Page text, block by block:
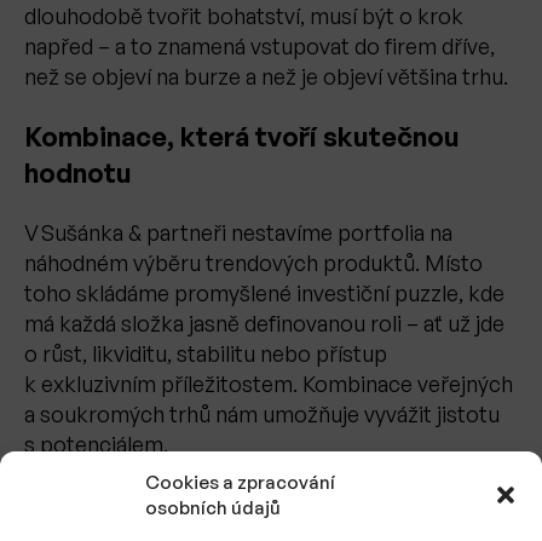
Cookies a zpracování
osobních údajů
dlouhodobě tvořit bohatství, musí být o krok
napřed – a to znamená vstupovat do firem dříve,
než se objeví na burze a než je objeví většina trhu.
Kombinace, která tvoří skutečnou
hodnotu
V Sušánka & partneři nestavíme portfolia na
náhodném výběru trendových produktů. Místo
toho skládáme promyšlené investiční puzzle, kde
má každá složka jasně definovanou roli – ať už jde
o růst, likviditu, stabilitu nebo přístup
k exkluzivním příležitostem. Kombinace veřejných
a soukromých trhů nám umožňuje vyvážit jistotu
s potenciálem.
Veřejné trhy poskytují přístup k etablovaným
firmám, možnost operativní reakce na vývoj trhů